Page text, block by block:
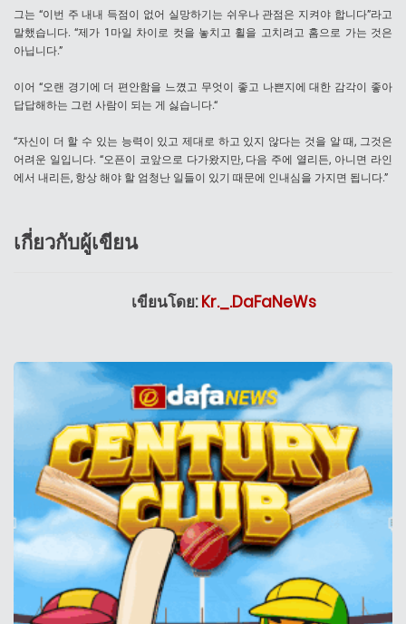
그는 “이번 주 내내 득점이 없어 실망하기는 쉬우나 관점은 지켜야 합니다”라고
말했습니다. “제가 1마일 차이로 컷을 놓치고 휠을 고치려고 홈으로 가는 것은
아닙니다.”
이어 “오랜 경기에 더 편안함을 느꼈고 무엇이 좋고 나쁜지에 대한 감각이 좋아
답답해하는 그런 사람이 되는 게 싫습니다.“
“자신이 더 할 수 있는 능력이 있고 제대로 하고 있지 않다는 것을 알 때, 그것은
어려운 일입니다. “오픈이 코앞으로 다가왔지만, 다음 주에 열리든, 아니면 라인
에서 내리든, 항상 해야 할 엄청난 일들이 있기 때문에 인내심을 가지면 됩니다.”
เกี่ยวกับผู้เขียน
เขียนโดย:Kr._.DaFaNeWs